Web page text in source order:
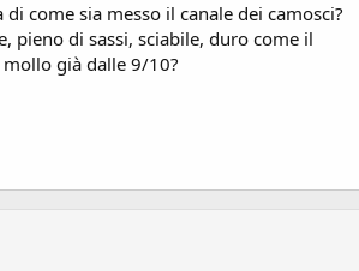
come sia messo il canale dei camosci?
pieno di sassi, sciabile, duro come il
già dalle 9/10?